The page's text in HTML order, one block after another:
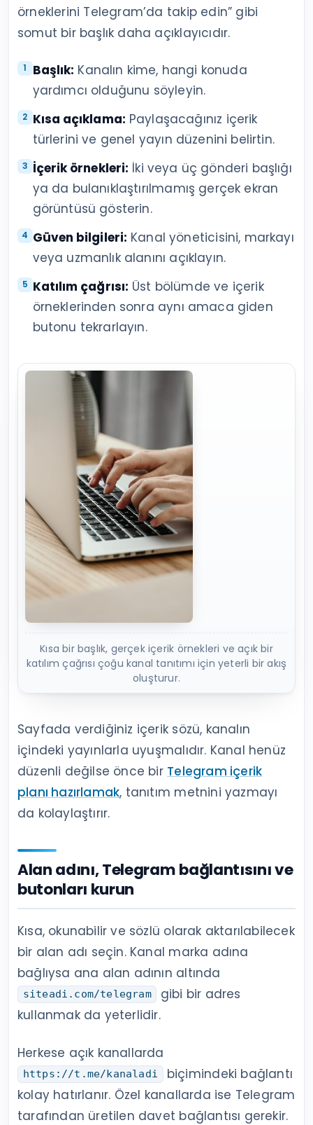
örneklerini Telegram’da takip edin” gibi
somut bir başlık daha açıklayıcıdır.
Başlık: Kanalın kime, hangi konuda
yardımcı olduğunu söyleyin.
Kısa açıklama: Paylaşacağınız içerik
türlerini ve genel yayın düzenini belirtin.
İçerik örnekleri: İki veya üç gönderi başlığı
ya da bulanıklaştırılmamış gerçek ekran
görüntüsü gösterin.
Güven bilgileri: Kanal yöneticisini, markayı
veya uzmanlık alanını açıklayın.
Katılım çağrısı: Üst bölümde ve içerik
örneklerinden sonra aynı amaca giden
butonu tekrarlayın.
Kısa bir başlık, gerçek içerik örnekleri ve açık bir
katılım çağrısı çoğu kanal tanıtımı için yeterli bir akış
oluşturur.
Sayfada verdiğiniz içerik sözü, kanalın
içindeki yayınlarla uyuşmalıdır. Kanal henüz
düzenli değilse önce bir Telegram içerik
planı hazırlamak, tanıtım metnini yazmayı
da kolaylaştırır.
Alan adını, Telegram bağlantısını ve
butonları kurun
Kısa, okunabilir ve sözlü olarak aktarılabilecek
bir alan adı seçin. Kanal marka adına
bağlıysa ana alan adının altında
siteadi.com/telegram
gibi bir adres
kullanmak da yeterlidir.
Herkese açık kanallarda
https://t.me/kanaladi
biçimindeki bağlantı
kolay hatırlanır. Özel kanallarda ise Telegram
tarafından üretilen davet bağlantısı gerekir.